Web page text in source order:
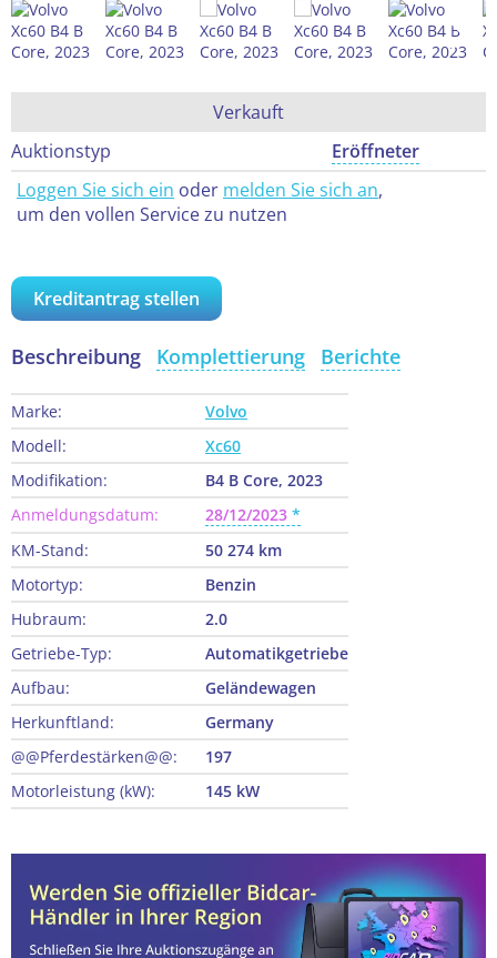
Verkauft
Auktionstyp
Eröffneter
Loggen Sie sich ein oder melden Sie sich an,
um den vollen Service zu nutzen
Kreditantrag stellen
Beschreibung Komplettierung Berichte
Marke:
Volvo
Modell:
Xc60
Modifikation:
B4 B Core, 2023
Anmeldungsdatum:
28/12/2023
KM-Stand:
50 274 km
Motortyp:
Benzin
Hubraum:
2.0
Getriebe-Typ:
Automatikgetriebe
Aufbau:
Geländewagen
Herkunftland:
Germany
@@Pferdestärken@@:
197
Motorleistung (kW):
145 kW